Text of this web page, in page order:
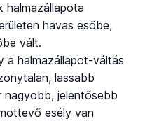
halmazállapota
havas esőbe,
vált.
a halmazállapot-váltás
lassabb
nagyobb, jelentősebb
esély van